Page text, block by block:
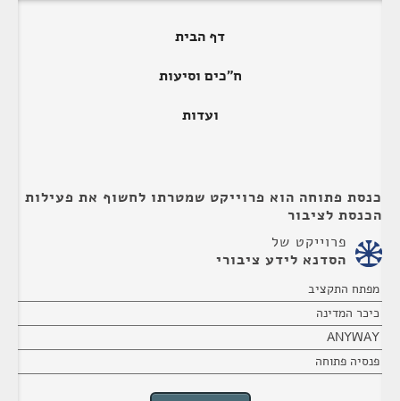
דף הבית
ח"כים וסיעות
ועדות
כנסת פתוחה הוא פרוייקט שמטרתו לחשוף את פעילות
הכנסת לציבור
פרוייקט של
הסדנא לידע ציבורי
מפתח התקציב
כיכר המדינה
ANYWAY
פנסיה פתוחה